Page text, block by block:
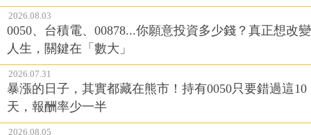
2026.08.03
0050、台積電、00878...你願意投資多少錢？真正想改變
人生，關鍵在「數大」
2026.07.31
暴漲的日子，其實都藏在熊市！持有0050只要錯過這10
天，報酬率少一半
2026.08.05